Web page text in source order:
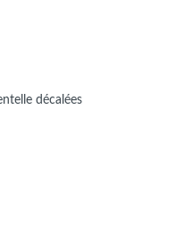
décalées